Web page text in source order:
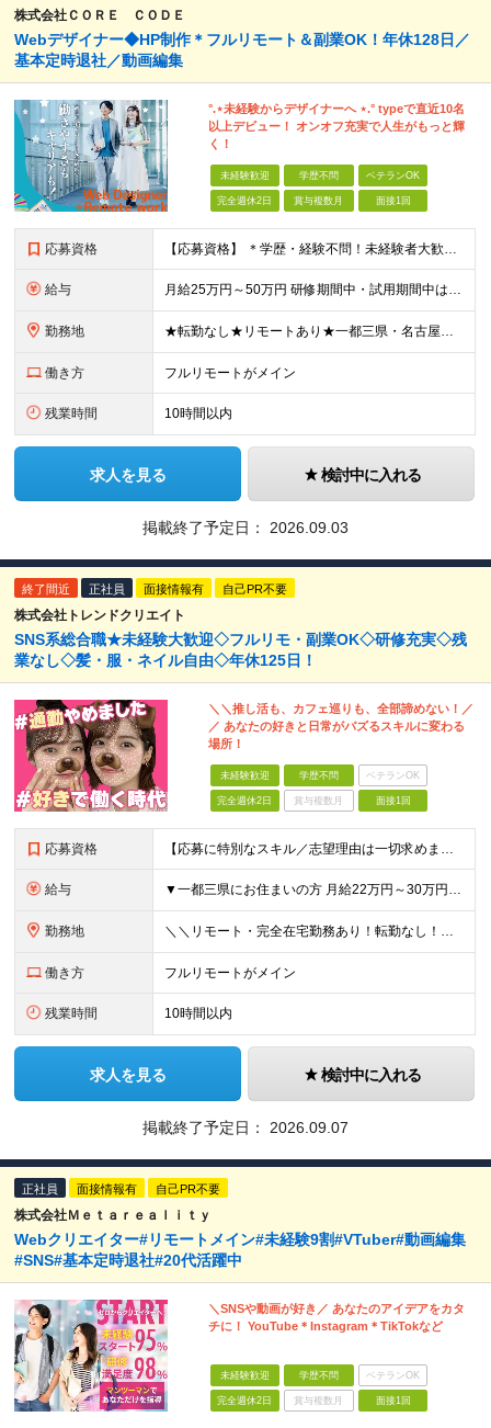
株式会社ＣＯＲＥ ＣＯＤＥ
Webデザイナー◆HP制作＊フルリモート＆副業OK！年休128日／
基本定時退社／動画編集
°.⋆未経験からデザイナーへ ⋆.° typeで直近10名
以上デビュー！ オンオフ充実で人生がもっと輝
く！
未経験歓迎 学歴不問 ベテランOK
完全週休2日 賞与複数月 面接1回
応募資格 【応募資格】 ＊学歴・経験不問！未経験者大歓迎＊ ◆未経験からWebクリエイターとして働いてみたい方 ◆第二新卒・ブランクのある方も大歓迎！ ★学歴・知識・経験は一切問いません！ ★面接は「ポート
給与 月給25万円～50万円 研修期間中・試用期間中は給与が異なります。 >>研修期間中（入社6ヶ月後）の給与 一律：月給21万円～50万円 >>試用期間中（6ヶ月）の給与 関東：月給21万円～ 関西
勤務地 ★転勤なし★リモートあり★一都三県・名古屋・関西・九州 ◎案件によって ┗完全在宅勤務（フルリモート）も可能！ ┗希望に応じて幅広い働き方やプランが選べます！ ◆本社または一都三県 （東京都・
働き方 フルリモートがメイン
残業時間 10時間以内
求人を見る 検討中に入れる
掲載終了予定日： 2026.09.03
終了間近 正社員 面接情報有 自己PR不要
株式会社トレンドクリエイト
SNS系総合職★未経験大歓迎◇フルリモ・副業OK◇研修充実◇残
業なし◇髪・服・ネイル自由◇年休125日！
＼＼推し活も、カフェ巡りも、全部諦めない！／
／ あなたの好きと日常がバズるスキルに変わる
場所！
未経験歓迎 学歴不問 ベテランOK
完全週休2日 賞与複数月 面接1回
応募資格 【応募に特別なスキル／志望理由は一切求めません！】 学歴不問／職種・業種未経験歓迎／面接は1回のみ！ ＼＼10名以上の仲間を大募集！／／ 未経験・第二新卒・初めての正社員も大歓迎！ 「旅行が好き！
給与 ▼一都三県にお住まいの方 月給22万円～30万円+インセンティブ ※経験・能力を考慮して決定。経験がある場合は、スキルに応じた月給額でスタートします。 ※上記には固定残業代（10時間分／15,000円
勤務地 ＼＼リモート・完全在宅勤務あり！転勤なし！／／ ★47都道府県の好きな地域で働けます◎ ★本社は渋谷駅徒歩5分の好立地です！ □リモート・フルリモートも選択可能です！ └将来的には「お気に入りのカフ
働き方 フルリモートがメイン
残業時間 10時間以内
求人を見る 検討中に入れる
掲載終了予定日： 2026.09.07
正社員 面接情報有 自己PR不要
株式会社Ｍｅｔａｒｅａｌｉｔｙ
Webクリエイター#リモートメイン#未経験9割#VTuber#動画編集
#SNS#基本定時退社#20代活躍中
＼SNSや動画が好き／ あなたのアイデアをカタ
チに！ YouTube＊Instagram＊TikTokなど
未経験歓迎 学歴不問 ベテランOK
完全週休2日 賞与複数月 面接1回